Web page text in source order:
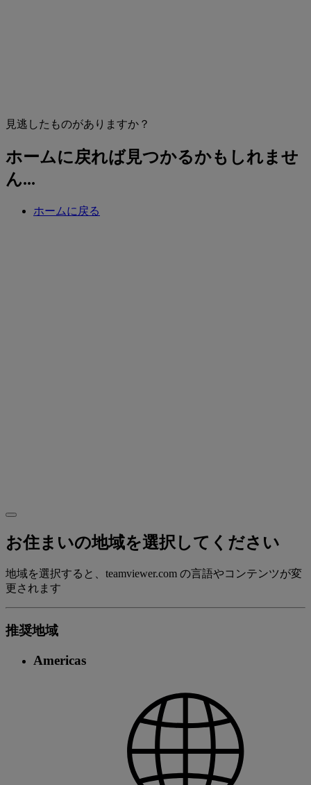
見逃したものがありますか？
ホームに戻れば見つかるかもしれませ
ん...
ホームに戻る
お住まいの地域を選択してください
地域を選択すると、teamviewer.com の言語やコンテンツが変
更されます
推奨地域
Americas